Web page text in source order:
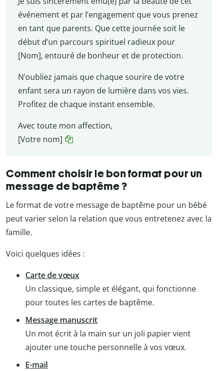
événement et par l’engagement que vous prenez
en tant que parents. Que cette journée soit le
début d’un parcours spirituel radieux pour
[Nom], entouré de bonheur et de protection.
N’oubliez jamais que chaque sourire de votre
enfant sera un rayon de lumière dans vos vies.
Profitez de chaque instant ensemble.
Avec toute mon affection,
[Votre nom]
Comment choisir le bon format pour un
message de baptême ?
Le format de votre message de baptême pour un bébé
peut varier selon la relation que vous entretenez avec la
famille.
Voici quelques idées :
Carte de vœux
Un classique, simple et élégant, qui fonctionne
pour toutes les cartes de baptême.
Message manuscrit
Un mot écrit à la main sur un joli papier vient
ajouter une touche personnelle à vos vœux.
E-mail